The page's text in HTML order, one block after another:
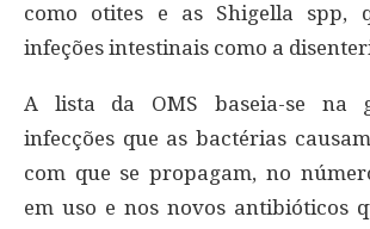
como otites e as Shigella spp,
infeções intestinais como a
A lista da OMS baseia-se na
infecções que as bactérias
com que se propagam, no
em uso e nos novos antibióticos